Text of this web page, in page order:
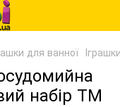
для ванної
набір ТМ